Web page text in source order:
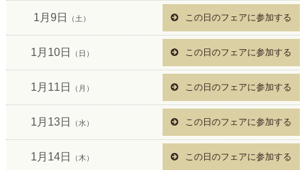
1月9日 （土） この日のフェアに参加する
1月10日 （日） この日のフェアに参加する
1月11日 （月） この日のフェアに参加する
1月13日 （水） この日のフェアに参加する
1月14日 （木） この日のフェアに参加する